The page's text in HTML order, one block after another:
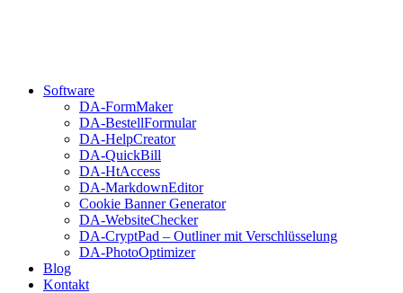
Software
DA-FormMaker
DA-BestellFormular
DA-HelpCreator
DA-QuickBill
DA-HtAccess
DA-MarkdownEditor
Cookie Banner Generator
DA-WebsiteChecker
DA-CryptPad – Outliner mit Verschlüsselung
DA-PhotoOptimizer
Blog
Kontakt